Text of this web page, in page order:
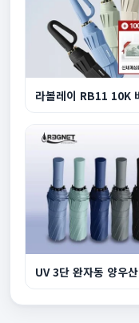
UV 3단 완자동 양우산